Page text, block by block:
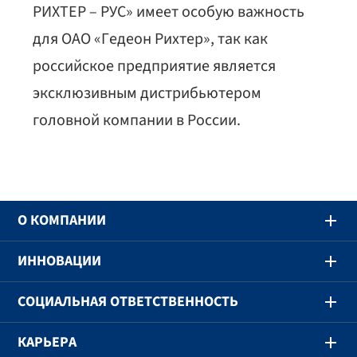
РИХТЕР – РУС» имеет особую важность
для ОАО «Гедеон Рихтер», так как
российское предприятие является
эксклюзивным дистрибьютером
головной компании в России.
O КОМПАНИИ
ИННОВАЦИИ
СОЦИАЛЬНАЯ ОТВЕТСТВЕННОСТЬ
КАРЬЕРА